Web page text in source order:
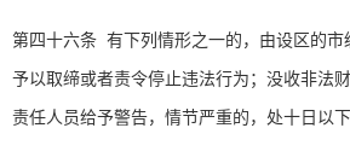
第四十六条 有下列情形之一的，由设区的市
予以取缔或者责令停止违法行为；没收非法
责任人员给予警告，情节严重的，处十日以下